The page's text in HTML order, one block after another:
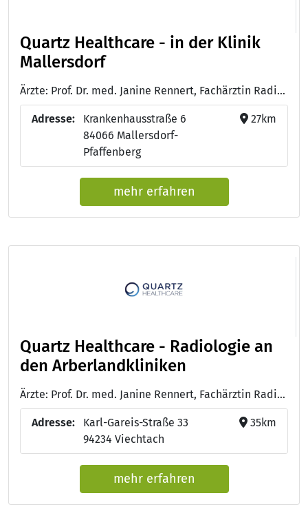
Quartz Healthcare - in der Klinik
Mallersdorf
Ärzte: Prof. Dr. med. Janine Rennert, Fachärztin Radiologie mit Schwerpunkt Neuroradiologie und Zertifizierungen für Kardiovaskuläre Radiologie, mpMR-Prostatographhie und Muskuloskelettale Radiologie
Adresse:
Krankenhausstraße 6
84066 Mallersdorf-
Pfaffenberg
27km
mehr erfahren
Quartz Healthcare - Radiologie an
den Arberlandkliniken
Ärzte: Prof. Dr. med. Janine Rennert, Fachärztin Radiologie mit Schwerpunkt Neuroradiologie und Zertifizierungen für Kardiovaskuläre Radiologie, mpMR-Prostatographhie und Muskuloskelettale Radiologie
Adresse:
Karl-Gareis-Straße 33
94234 Viechtach
35km
mehr erfahren